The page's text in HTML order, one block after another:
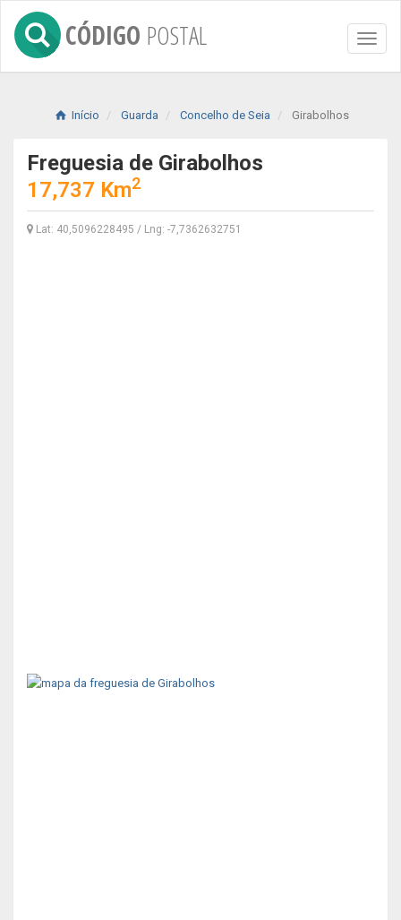
Toggle
CÓDIGO POSTAL
Início Guarda Concelho de Seia Girabolhos
Freguesia de Girabolhos
17,737 Km2
Lat: 40,5096228495 / Lng: -7,7362632751